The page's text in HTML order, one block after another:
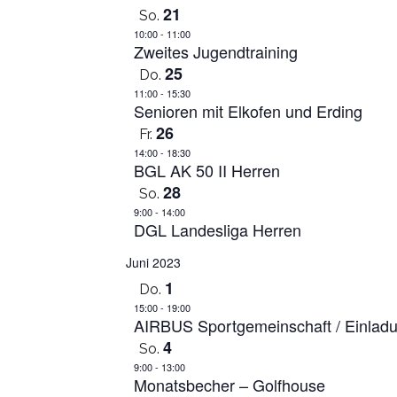
So. 21
10:00- 11:00
Zweites Jugendtraining
Do. 25
11:00- 15:30
Senioren mit Elkofen und Erding
Fr. 26
14:00- 18:30
BGL AK 50 II Herren
So. 28
9:00- 14:00
DGL Landesliga Herren
Juni 2023
Do. 1
15:00- 19:00
AIRBUS Sportgemeinschaft /
So. 4
9:00- 13:00
Monatsbecher – Golfhouse